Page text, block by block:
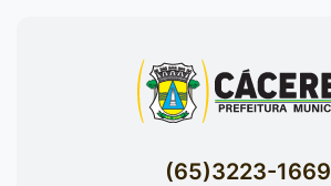
(65)3223-1669